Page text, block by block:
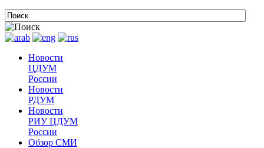
Новости
ЦДУМ
России
Новости
РДУМ
Новости
РИУ ЦДУМ
России
Обзор СМИ